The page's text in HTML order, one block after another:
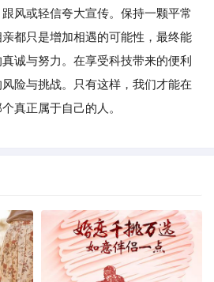
风或轻信夸大宣传。保持一颗平常
都只是增加相遇的可能性，最终能
诚与努力。在享受科技带来的便利
险与挑战。只有这样，我们才能在
真正属于自己的人。